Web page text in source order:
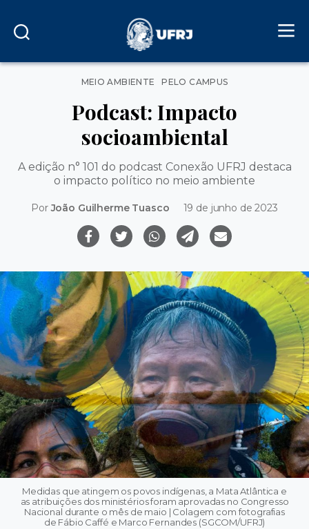
Categorias
MEIO AMBIENTE PELO CAMPUS
Podcast: Impacto
socioambiental
A edição n° 101 do podcast Conexão UFRJ destaca
o impacto político no meio ambiente
PorJoão Guilherme Tuasco 19 de junho de 2023
Medidas que atingem os povos indígenas, a Mata Atlântica e
as atribuições dos ministérios foram aprovadas no Congresso
Nacional durante o mês de maio | Colagem com fotografias
de Fábio Caffé e Marco Fernandes (SGCOM/UFRJ)